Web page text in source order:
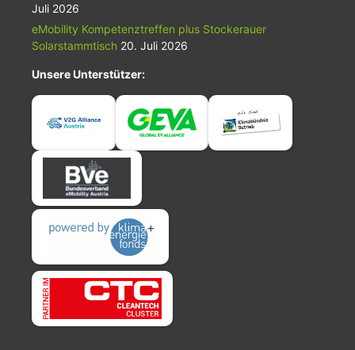
Juli 2026
eMobility Kompetenztreffen plus Stockerauer
Solarstammtisch 20. Juli 2026
Unsere Unterstützer: